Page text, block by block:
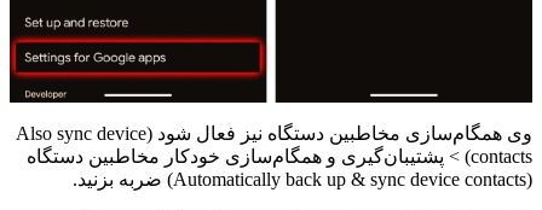
وی همگام‌سازی مخاطبین دستگاه نیز فعال شود (Also sync device
contacts) > پشتیبان‌گیری و همگام‌سازی خودکار مخاطبین دستگاه
(Automatically back up & sync device contacts) ضربه بزنید.